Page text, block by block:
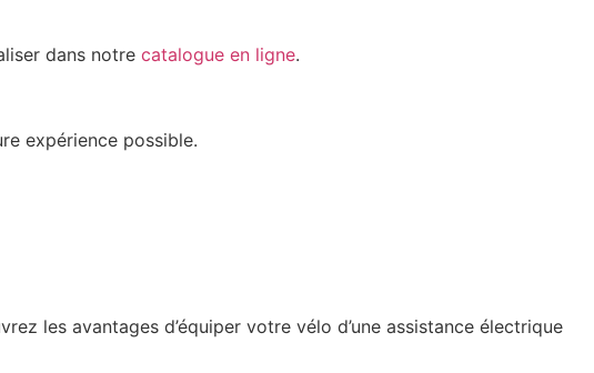
dans notre catalogue en ligne.
expérience possible.
les avantages d’équiper votre vélo d’une assistance électrique